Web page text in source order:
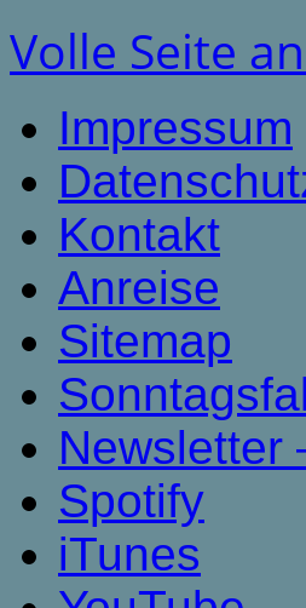
Volle Seite
Impressum
Kontakt
Anreise
Sitemap
Newsletter
Spotify
iTunes